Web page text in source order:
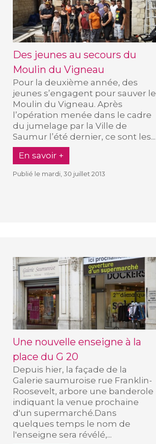
Des jeunes au secours du
Moulin du Vigneau
Pour la deuxième année, des
jeunes s’engagent pour sauver le
Moulin du Vigneau. Après
l’opération menée dans le cadre
du jumelage par la Ville de
Saumur l’été dernier, ce sont les...
En savoir +
Publié le mardi, 30 juillet 2013
Une nouvelle enseigne à la
place du G 20
Depuis hier, la façade de la
Galerie saumuroise rue Franklin-
Roosevelt, arbore une banderole
indiquant la venue prochaine
d'un supermarché.Dans
quelques temps le nom de
l'enseigne sera révélé,...